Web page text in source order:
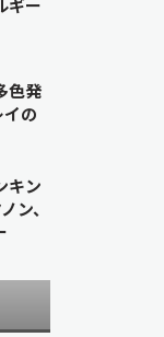
ギー
色発
の
キン
ン、